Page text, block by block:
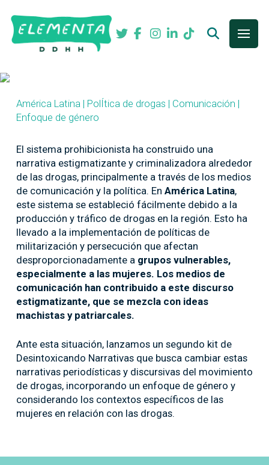
América Latina | PolÍtica de drogas | Comunicación |
Enfoque de género
El sistema prohibicionista haconstruido una
narrativa estigmatizante y criminalizadora alrededor
de las drogas, principalmente a través de los medios
de comunicación y la política. En América Latina,
este sistema se estableció fácilmente debido a la
producción y tráfico de drogas en la región. Esto ha
llevado a la implementación de políticas de
militarización y persecución que afectan
desproporcionadamente a grupos vulnerables,
especialmente a las mujeres. Los medios de
comunicación han contribuido a este discurso
estigmatizante, que se mezcla con ideas
machistas y patriarcales.
Ante esta situación, lanzamos un segundo kit de
Desintoxicando Narrativas que busca cambiar estas
narrativas periodísticas y discursivas del movimiento
de drogas, incorporando un enfoque de género y
considerando los contextos específicos de las
mujeres en relación con las drogas.